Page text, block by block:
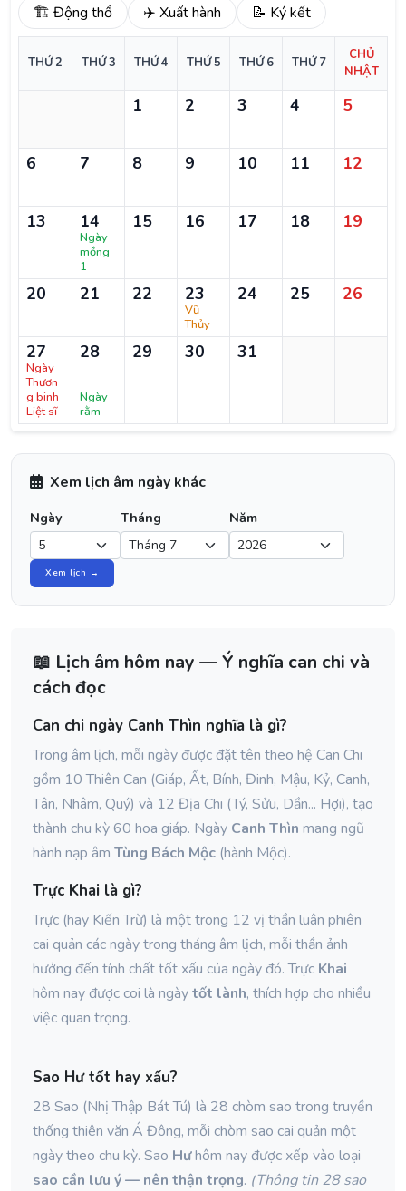
🏗️ Động thổ ✈️ Xuất hành 📝 Ký kết
THỨ 2 THỨ 3 THỨ 4 THỨ 5 THỨ 6 THỨ 7
CHỦ
NHẬT
1 2 3 4 5
6 7 8 9 10 11 12
13 14
Ngày
mồng
1
15 16 17 18 19
20 21 22 23
Vũ
Thủy
24 25 26
27
Ngày
Thươn
g binh
Liệt sĩ
28
Ngày
rằm
29 30 31
Xem lịch âm ngày khác
Ngày Tháng Năm
Xem lịch →
📖 Lịch âm hôm nay — Ý nghĩa can chi và
cách đọc
Can chi ngày Canh Thìn nghĩa là gì?
Trong âm lịch, mỗi ngày được đặt tên theo hệ Can Chi
gồm 10 Thiên Can (Giáp, Ất, Bính, Đinh, Mậu, Kỷ, Canh,
Tân, Nhâm, Quý) và 12 Địa Chi (Tý, Sửu, Dần... Hợi), tạo
thành chu kỳ 60 hoa giáp. Ngày Canh Thìn mang ngũ
hành nạp âm Tùng Bách Mộc (hành Mộc).
Trực Khai là gì?
Trực (hay Kiến Trừ) là một trong 12 vị thần luân phiên
cai quản các ngày trong tháng âm lịch, mỗi thần ảnh
hưởng đến tính chất tốt xấu của ngày đó. Trực Khai
hôm nay được coi là ngàytốt lành, thích hợp cho nhiều
việc quan trọng.
Sao Hư tốt hay xấu?
28 Sao (Nhị Thập Bát Tú) là 28 chòm sao trong truyền
thống thiên văn Á Đông, mỗi chòm sao cai quản một
ngày theo chu kỳ. Sao Hưhôm nay được xếp vào loại
sao cần lưu ý — nên thận trọng. (Thông tin 28 sao